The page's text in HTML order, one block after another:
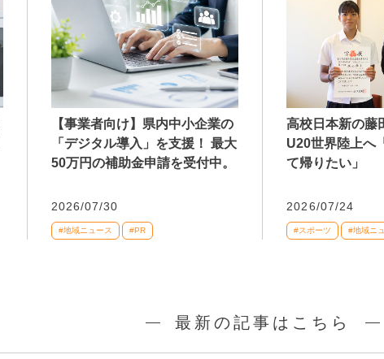
【事業者向け】県内中小企業の
「デジタル導入」を支援！ 最大
50万円の補助金申請を受付中。
2026/07/30
#地域ニュース #PR
高校日本新の藤
U20世界陸上へ
て帰りたい」
2026/07/24
#スポーツ #地域ニ
最新の記事はこちら